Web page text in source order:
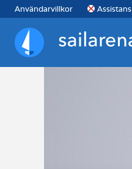
Användarvillkor Assistans
Sailarena